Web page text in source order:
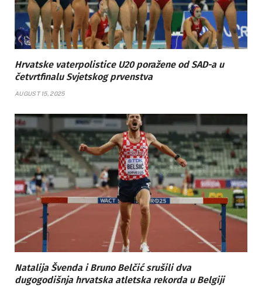
Hrvatske vaterpolistice U20 poražene od SAD-a u
četvrtfinalu Svjetskog prvenstva
AUGUST 15, 2025
Natalija Švenda i Bruno Belčić srušili dva
dugogodišnja hrvatska atletska rekorda u Belgiji